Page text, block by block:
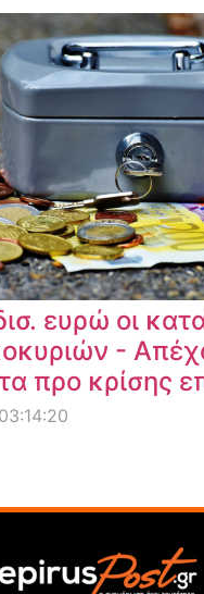
ευρώ οι
-
προ κρίσης